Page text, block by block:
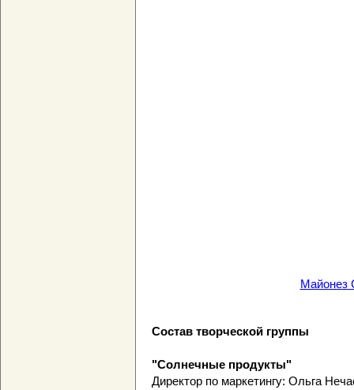
Майонез
Состав творческой группы
"Солнечные продукты"
Директор по маркетингу: Ольга